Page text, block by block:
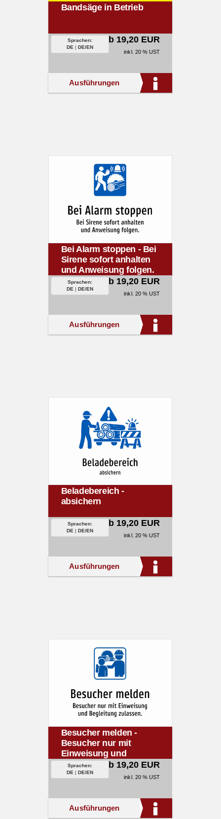
Bandsäge in Betrieb
Sprachen:
DE | DE/EN
ab 19,20 EUR
inkl. 20 % UST
Ausführungen
Bei Alarm stoppen - Bei
Sirene sofort anhalten
und Anweisung folgen.
Sprachen:
DE | DE/EN
ab 19,20 EUR
inkl. 20 % UST
Ausführungen
Beladebereich -
absichern
Sprachen:
DE | DE/EN
ab 19,20 EUR
inkl. 20 % UST
Ausführungen
Besucher melden -
Besucher nur mit
Einweisung und
Begleitung zulassen.
Sprachen:
DE | DE/EN
ab 19,20 EUR
inkl. 20 % UST
Ausführungen